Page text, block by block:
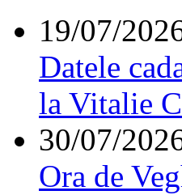
19/07/
Datele
la Vitalie
30/07/
Ora de